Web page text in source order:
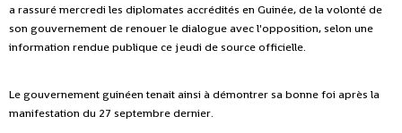
a rassuré mercredi les diplomates accrédités en Guinée, de la volonté de
son gouvernement de renouer le dialogue avec l'opposition, selon une
information rendue publique ce jeudi de source officielle.
Le gouvernement guinéen tenait ainsi à démontrer sa bonne foi après la
manifestation du 27 septembre dernier.